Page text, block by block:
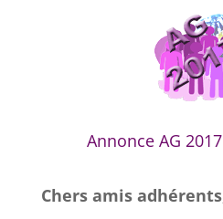
Annonce AG
Chers amis